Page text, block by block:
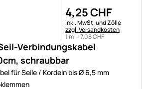
Verbindungskabel
schraubbar
für Seile / Kordeln bis Ø 6,5 mm
4,25CHF
Steuerhinweis:
inkl. MwSt. und Zölle
zzgl. Versandkosten
1 m =7,08CHF